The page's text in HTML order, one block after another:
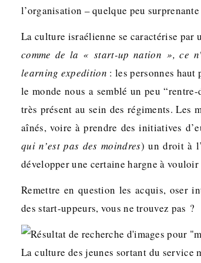
l’organisation – quelque peu
La culture israélienne se caractérise par
comme de la « start-up nation », ce
learning expedition : les personnes haut
le monde nous a semblé un peu
très présent au sein des régiments.
aînés, voire à prendre des initiatives
qui n’est pas des moindres) un droit à
développer une certaine hargne à
Remettre en question les acquis, oser
des start-uppeurs, vous ne trouvez pas ?
La culture des jeunes sortant du